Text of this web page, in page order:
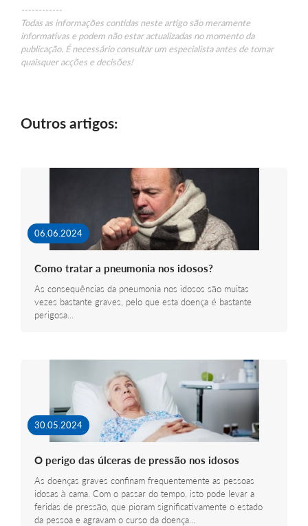
------------
Todas as informações contidas neste artigo são meramente
informativas e podem não estar actualizadas no momento da
publicação. É necessário consultar um especialista antes de tomar
quaisquer acções e decisões!
Outros artigos:
06.06.2024
Como tratar a pneumonia nos idosos?
As consequências da pneumonia nos idosos são muitas
vezes bastante graves, pelo que esta doença é bastante
perigosa…
30.05.2024
O perigo das úlceras de pressão nos idosos
As doenças graves confinam frequentemente as pessoas
idosas à cama. Com o passar do tempo, isto pode levar a
feridas de pressão, que pioram significativamente o estado
da pessoa e agravam o curso da doença…